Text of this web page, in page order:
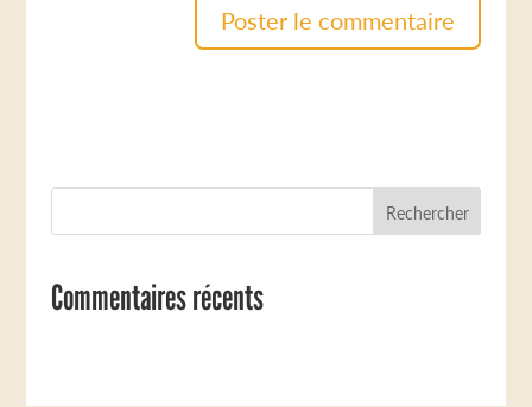
Commentaires récents